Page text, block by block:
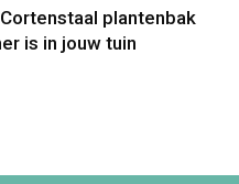
plantenbak
is in jouw tuin